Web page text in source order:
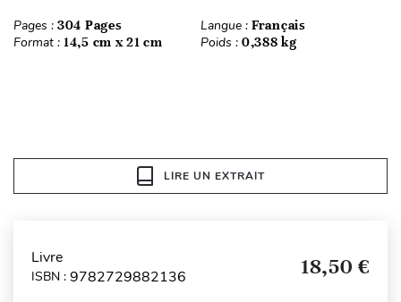
Pages : 304 Pages Langue : Français
Format : 14,5 cm x 21 cm Poids : 0,388 kg
LIRE UN EXTRAIT
Livre
ISBN : 9782729882136 18,50 €